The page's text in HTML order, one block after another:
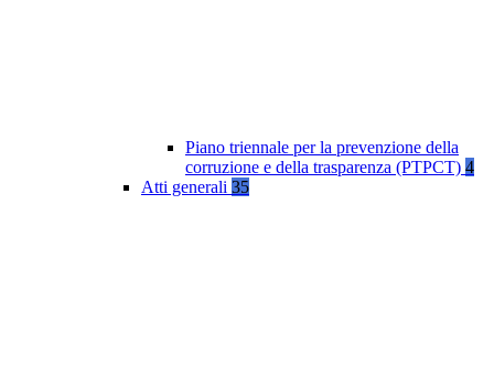
Piano triennale per la prevenzione della
corruzione e della trasparenza (PTPCT) 4
Atti generali 35